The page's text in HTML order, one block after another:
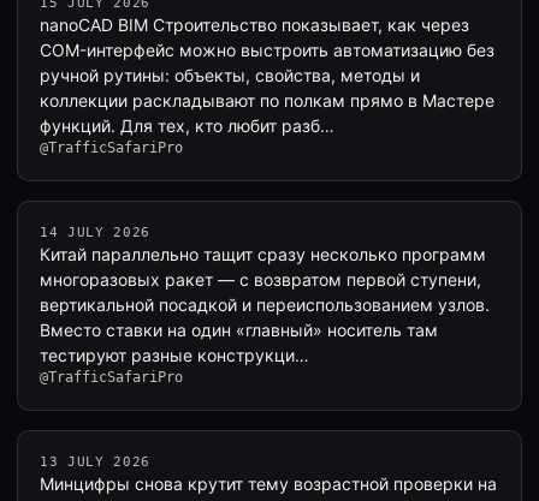
nanoCAD BIM Строительство показывает, как через
COM-интерфейс можно выстроить автоматизацию без
ручной рутины: объекты, свойства, методы и
коллекции раскладывают по полкам прямо в Мастере
функций. Для тех, кто любит разб…
@TrafficSafariPro
14 JULY 2026
Китай параллельно тащит сразу несколько программ
многоразовых ракет — с возвратом первой ступени,
вертикальной посадкой и переиспользованием узлов.
Вместо ставки на один «главный» носитель там
тестируют разные конструкци…
@TrafficSafariPro
13 JULY 2026
Минцифры снова крутит тему возрастной проверки на